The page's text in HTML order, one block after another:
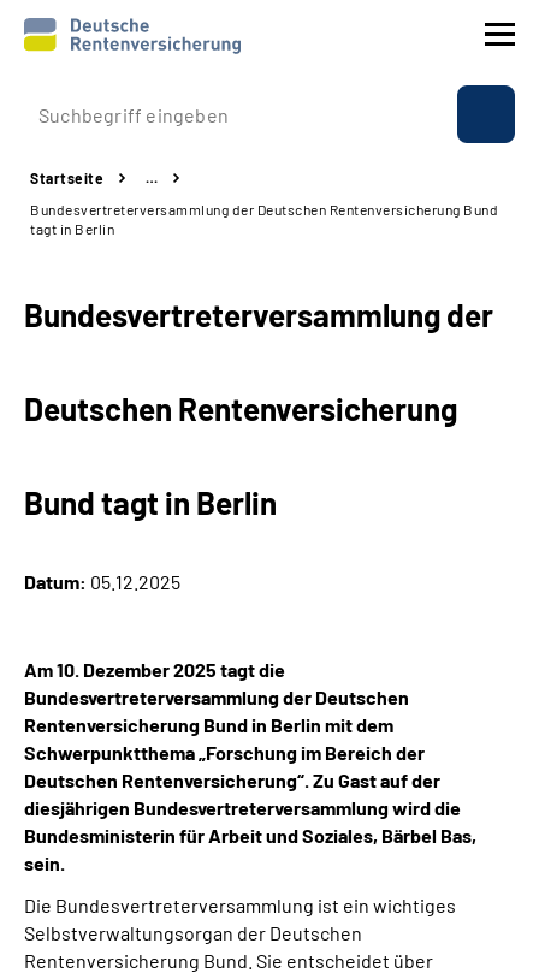
Prävention
Reha
Beratung & Kontakt
Experten
Suche
Language
Inhalte in Gebärdensprache (DGS)
Leichte Sprache
Mein Kundenportal
Startseite
…
Bundesvertreterversammlung der Deutschen Rentenversicherung Bund
tagt in Berlin
Bundesvertreterversammlung der
Deutschen Rentenversicherung
Bund tagt in Berlin
Datum: 05.12.2025
Am 10. Dezember 2025 tagt die
Bundesvertreterversammlung der Deutschen
Rentenversicherung Bund in Berlin mit dem
Schwerpunktthema „Forschung im Bereich der
Deutschen Rentenversicherung“. Zu Gast auf der
diesjährigen Bundesvertreterversammlung wird die
Bundesministerin für Arbeit und Soziales, Bärbel Bas,
sein.
Die Bundesvertreterversammlung ist ein wichtiges
Selbstverwaltungsorgan der Deutschen
Rentenversicherung Bund. Sie entscheidet über